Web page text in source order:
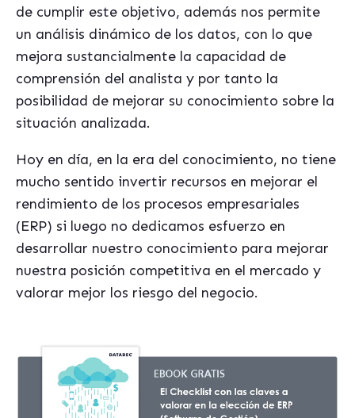
de cumplir este objetivo, además nos permite
un análisis dinámico de los datos, con lo que
mejora sustancialmente la capacidad de
comprensión del analista y por tanto la
posibilidad de mejorar su conocimiento sobre la
situación analizada.
Hoy en día, en la era del conocimiento, no tiene
mucho sentido invertir recursos en mejorar el
rendimiento de los procesos empresariales
(ERP) si luego no dedicamos esfuerzo en
desarrollar nuestro conocimiento para mejorar
nuestra posición competitiva en el mercado y
valorar mejor los riesgo del negocio.